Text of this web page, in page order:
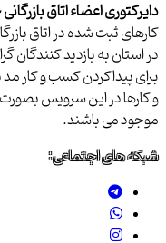
دایرکتوری اعضاء اتاق
کارهای ثبت شده در اتاق
در استان به بازدید کنندگان
برای پیداکردن کسب و کار
و کارها در این سرویس
موجود می باشند.
شبکه های اجتماعی: